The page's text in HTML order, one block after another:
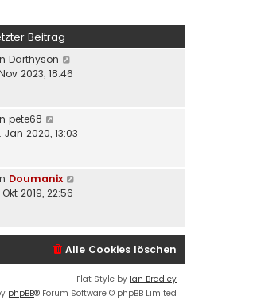
Beitrag
Darthyson
2023, 18:46
pete68
Jan 2020, 13:03
Doumanix
Okt 2019, 22:56
Alle Cookies löschen
Flat Style by Ian Bradley
phpBB® Forum Software © phpBB Limited